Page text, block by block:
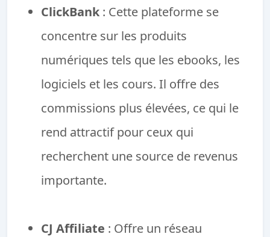
ClickBank : Cette plateforme se
concentre sur les produits
numériques tels que les ebooks, les
logiciels et les cours. Il offre des
commissions plus élevées, ce qui le
rend attractif pour ceux qui
recherchent une source de revenus
importante.
CJ Affiliate : Offre un réseau